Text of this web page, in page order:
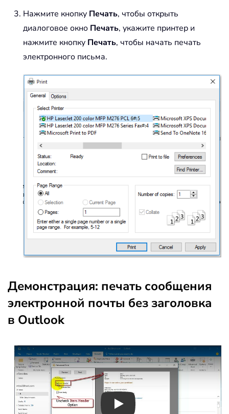
Нажмите кнопку Печать, чтобы открыть
диалоговое окно Печать, укажите принтер и
нажмите кнопку Печать, чтобы начать печать
электронного письма.
Демонстрация: печать сообщения
электронной почты без заголовка
в Outlook
Play